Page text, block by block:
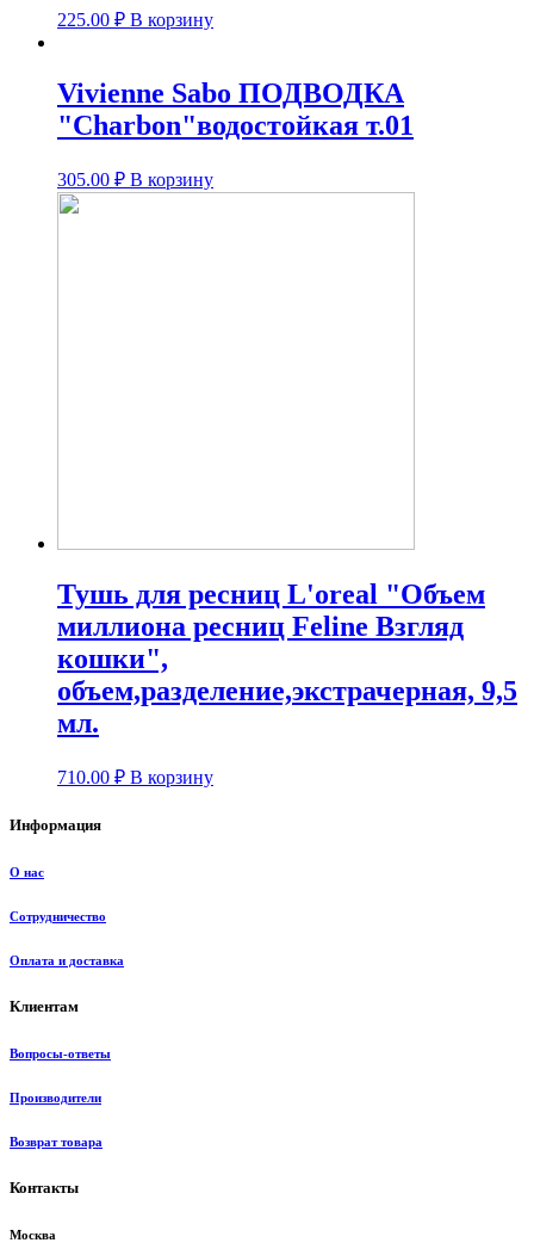
225.00 ₽ В корзину
Vivienne Sabo ПОДВОДКА
"Charbon"водостойкая т.01
305.00 ₽ В корзину
Тушь для ресниц L'oreal "Объем
миллиона ресниц Feline Взгляд
кошки",
объем,разделение,экстрачерная, 9,5
мл.
710.00 ₽ В корзину
Информация
О нас
Сотрудничество
Оплата и доставка
Клиентам
Вопросы-ответы
Производители
Возврат товара
Контакты
Москва